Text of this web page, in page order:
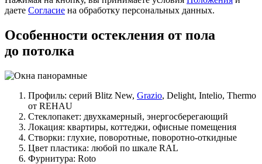
даете Согласие на обработку персональных данных.
Особенности остекления от пола
до потолка
Профиль: серий Blitz New, Grazio, Delight, Intelio, Thermo
от REHAU
Стеклопакет: двухкамерный, энергосберегающий
Локация: квартиры, коттеджи, офисные помещения
Створки: глухие, поворотные, поворотно-откидные
Цвет пластика: любой по шкале RAL
Фурнитура: Roto